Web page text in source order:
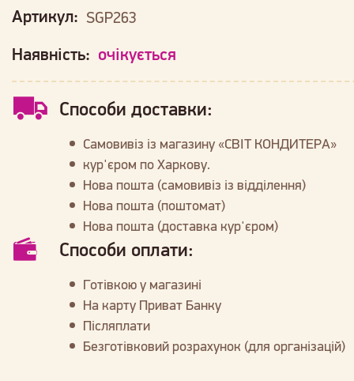
Артикул: SGP263
Наявність: очікується
Способи доставки:
Самовивіз із магазину «СВІТ КОНДИТЕРА»
кур'єром по Харкову.
Нова пошта (самовивіз із відділення)
Нова пошта (поштомат)
Нова пошта (доставка кур'єром)
Способи оплати:
Готівкою у магазині
На карту Приват Банку
Післяплати
Безготівковий розрахунок (для організацій)